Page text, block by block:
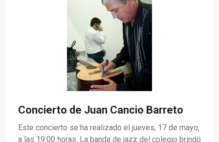
Concierto de Juan Cancio Barreto
Este concierto se ha realizado el jueves, 17 de mayo,
a las 19:00 horas. La banda de jazz del colegio brindó